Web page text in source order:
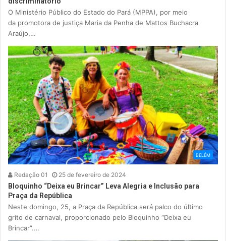
O Ministério Público do Estado do Pará (MPPA), por meio
da promotora de justiça Maria da Penha de Mattos Buchacra
Araújo,…
BELÉM
Redação 01 25 de fevereiro de 2024
Bloquinho “Deixa eu Brincar” Leva Alegria e Inclusão para
Praça da República
Neste domingo, 25, a Praça da República será palco do último
grito de carnaval, proporcionado pelo Bloquinho “Deixa eu
Brincar”.…